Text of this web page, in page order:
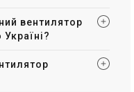
вентилятор